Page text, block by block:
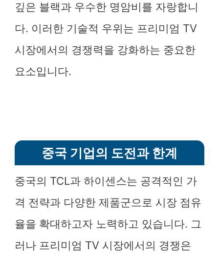
깊은 블랙과 우수한 명암비를 자랑합니
다. 이러한 기술적 우위는 프리미엄 TV
시장에서의 경쟁력을 강화하는 중요한
요소입니다.
중국 기업의 도전과 한계
중국의 TCL과 하이센스는 공격적인 가
격 전략과 다양한 제품군으로 시장 점유
율을 확대하고자 노력하고 있습니다. 그
러나 프리미엄 TV 시장에서의 경쟁은